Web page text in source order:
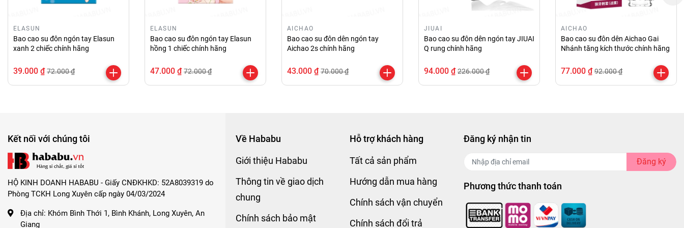
Đảm bảo hàng chính hãng.
Tư vấn tận tình, chu đáo.
ELASUN
Bao cao su đôn ngón tay Elasun
xanh 2 chiếc chính hãng
39.000 ₫ 72.000 ₫
ELASUN
Bao cao su đôn ngón tay Elasun
hồng 1 chiếc chính hãng
47.000 ₫ 72.000 ₫
AICHAO
Bao cao su đôn dên ngón tay
Aichao 2s chính hãng
43.000 ₫ 70.000 ₫
JIUAI
Bao cao su đôn dên ngón tay JIUAI
Q rung chính hãng
94.000 ₫ 226.000 ₫
AICHAO
Bao cao su đôn dên Aichao Gai
Nhánh tăng kích thước chính hãng
77.000 ₫ 92.000 ₫
Kết nối với chúng tôi
HỘ KINH DOANH HABABU - Giấy CNĐKHKD: 52A8039319 do
Phòng TCKH Long Xuyên cấp ngày 04/03/2024
Địa chỉ: Khóm Bình Thới 1, Bình Khánh, Long Xuyên, An
Giang
Về Hababu
Giới thiệu Hababu
Thông tin về giao dịch
chung
Chính sách bảo mật
Hỗ trợ khách hàng
Tất cả sản phẩm
Hướng dẫn mua hàng
Chính sách vận chuyển
Chính sách đổi trả
Đăng ký nhận tin
Đăng ký
Phương thức thanh toán